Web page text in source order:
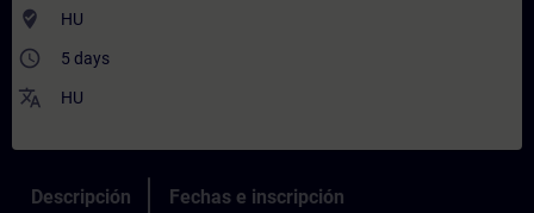
where_to_vote HU
access_time 5 days
translate HU
Descripción Fechas e inscripción